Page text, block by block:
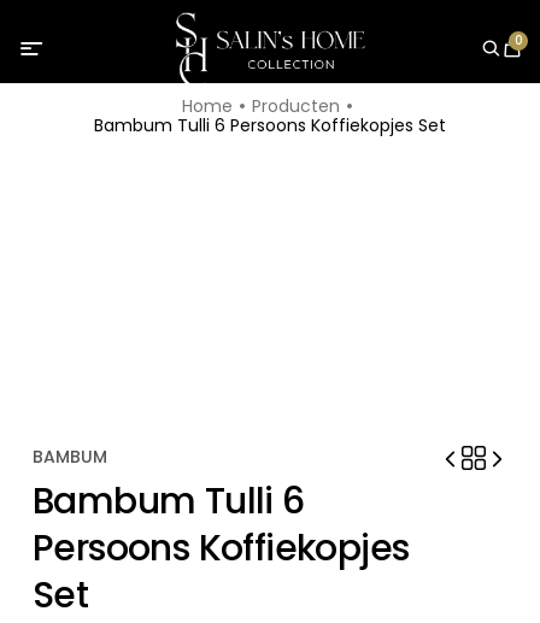
0
Home
Producten
Bambum Tulli 6 Persoons Koffiekopjes Set
BAMBUM
Bambum Tulli 6
Persoons Koffiekopjes
Set